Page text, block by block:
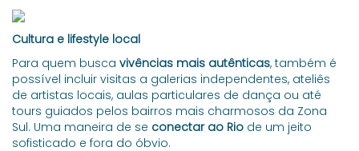
Cultura e lifestyle local
Para quem busca vivências mais autênticas, também é
possível incluir visitas a galerias independentes, ateliês
de artistas locais, aulas particulares de dança ou até
tours guiados pelos bairros mais charmosos da Zona
Sul. Uma maneira de se conectar ao Rio de um jeito
sofisticado e fora do óbvio.